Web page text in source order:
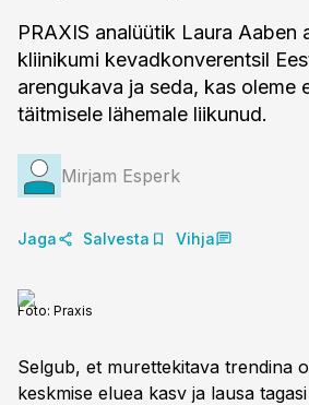
PRAXIS analüütik Laura Aaben
kliinikumi kevadkonverentsil
arengukava ja seda, kas oleme
täitmisele lähemale liikunud.
Mirjam Esperk
Jaga Salvesta Vihja
Foto: Praxis
Selgub, et murettekitava trendina
keskmise eluea kasv ja lausa